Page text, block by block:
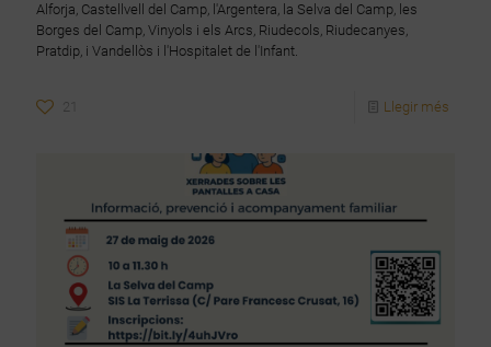
Alforja, Castellvell del Camp, l'Argentera, la Selva del Camp, les
Borges del Camp, Vinyols i els Arcs, Riudecols, Riudecanyes,
Pratdip, i Vandellòs i l'Hospitalet de l'Infant.
21 Llegir més